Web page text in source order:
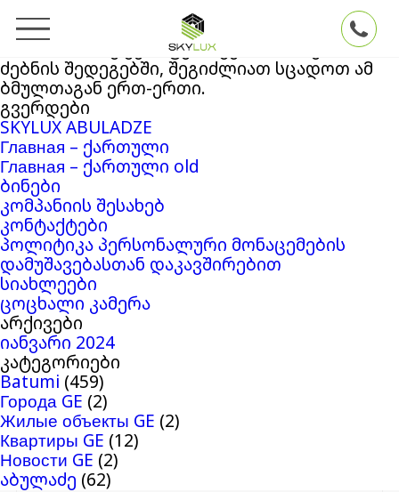
თქვენ ეძებდით
Skyluxბლოგის არქივში
. თუ ვერაფერი ვერ მოიძიეთ
ძებნის შედეგებში, შეგიძლიათ სცადოთ ამ
ბმულთაგან ერთ-ერთი.
გვერდები
SKYLUX ABULADZE
Главная – ქართული
Главная – ქართული old
ბინები
კომპანიის შესახებ
კონტაქტები
პოლიტიკა პერსონალური მონაცემების
დამუშავებასთან დაკავშირებით
სიახლეები
ცოცხალი კამერა
არქივები
იანვარი 2024
კატეგორიები
Batumi (459)
Города GE (2)
Жилые объекты GE (2)
Квартиры GE (12)
Новости GE (2)
აბულაძე (62)